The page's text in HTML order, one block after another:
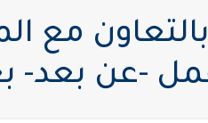
مع
-عن بعد-